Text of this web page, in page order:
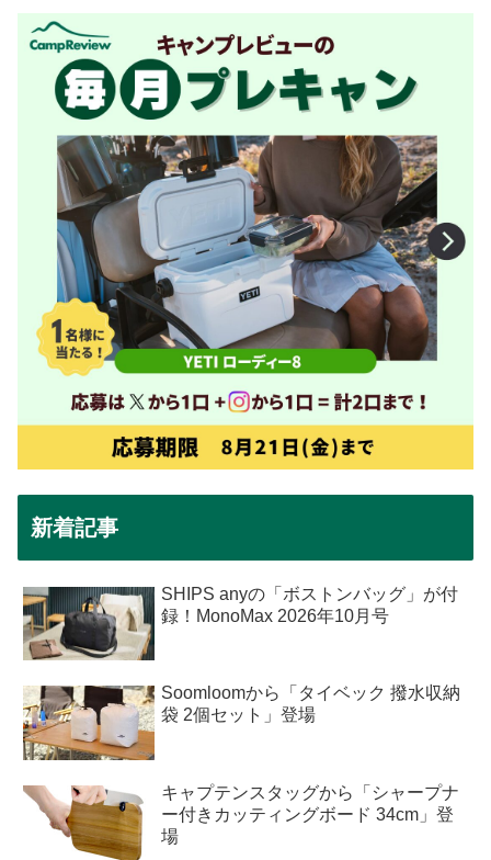
新着記事
SHIPS anyの「ボストンバッグ」が付
録！MonoMax 2026年10月号
Soomloomから「タイベック 撥水収納
袋 2個セット」登場
キャプテンスタッグから「シャープナ
ー付きカッティングボード 34cm」登
場